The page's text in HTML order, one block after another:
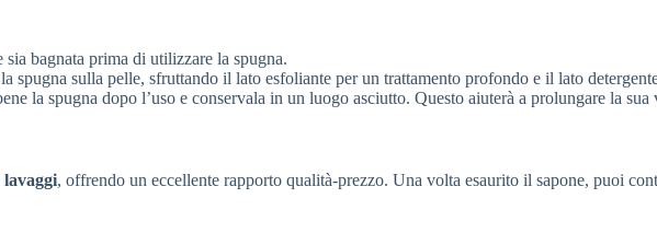
bagnata prima di utilizzare la spugna.
spugna sulla pelle, sfruttando il lato esfoliante per un trattamento profondo e il lato
la spugna dopo l’uso e conservala in un luogo asciutto. Questo aiuterà a prolungare la sua
lavaggi, offrendo un eccellente rapporto qualità-prezzo. Una volta esaurito il sapone, puoi